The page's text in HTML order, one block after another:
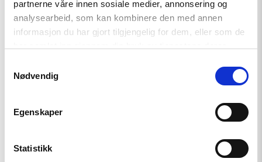
partnerne våre innen sosiale medier, annonsering og
analysearbeid, som kan kombinere den med annen
informasjon du har gjort tilgjengelig for dem, eller som de
Nødvendig
Egenskaper
Statistikk
Artikkel